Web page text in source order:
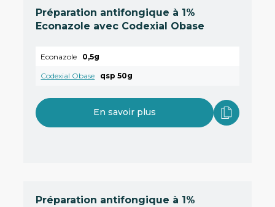
Préparation antifongique à 1%
Econazole avec Codexial Obase
Econazole 0,5g
Codexial Obase qsp 50g
En savoir plus
Préparation antifongique à 1%